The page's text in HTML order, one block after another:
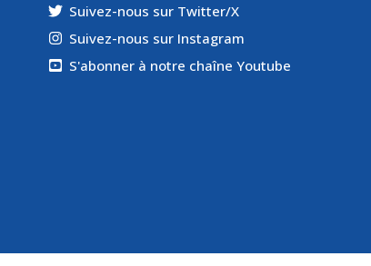
Suivez-nous sur Twitter/X
Suivez-nous sur Instagram
S'abonner à notre chaîne Youtube